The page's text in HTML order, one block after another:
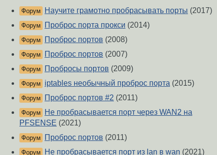
Форум Научите грамотно пробрасывать порты (2017)
Форум Проброс порта прокси (2014)
Форум Проброс портов (2008)
Форум Проброс портов (2007)
Форум Пробросы портов (2009)
Форум iptables необычный проброс порта (2015)
Форум Проброс портов #2 (2011)
Форум
Не пробрасывается порт через WAN2 на
PFSENSE (2021)
Форум Проброс портов (2011)
Форум Не пробрасывается порт из lan в wan (2021)